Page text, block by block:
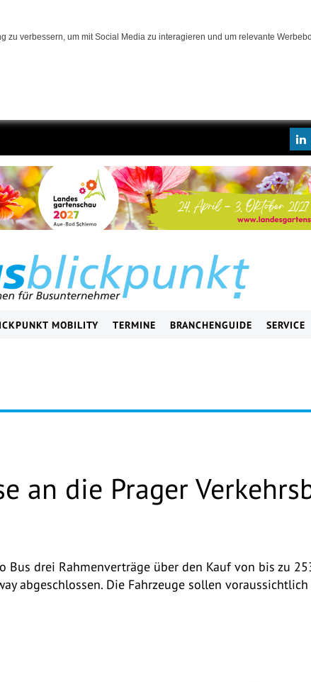
verbessern, um mit Social Media zu interagieren und um relevante
MOBILITY TERMINE BRANCHENGUIDE SERVICE
an die Prager
Bus drei Rahmenverträge über den Kauf von bis zu
abgeschlossen. Die Fahrzeuge sollen